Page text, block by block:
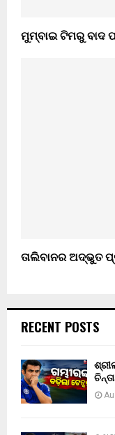
ମୁମ୍ବାଇ ଟିମରୁ ବାଦ
ତାଲିବାନର ଅଦ୍ଭୁତ
RECENT POSTS
ଚିନ୍ତା